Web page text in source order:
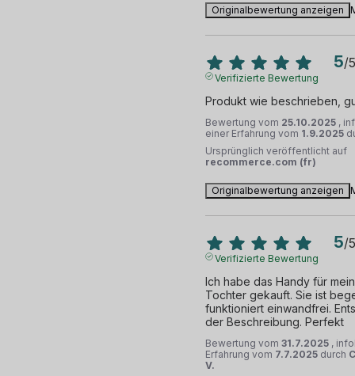
Originalbewertung anzeigen
5/5
Verifizierte Bewertung
Produkt wie beschrieben,
Bewertung vom 25.10.2025 ,
einer Erfahrung vom 1.9.2025
Ursprünglich veröffentlicht auf
recommerce.com (fr)
Originalbewertung anzeigen
5/5
Verifizierte Bewertung
Ich habe das Handy für
Tochter gekauft. Sie ist
funktioniert einwandfrei.
der Beschreibung. Perfekt
Bewertung vom 31.7.2025 ,
Erfahrung vom 7.7.2025 durch
V.